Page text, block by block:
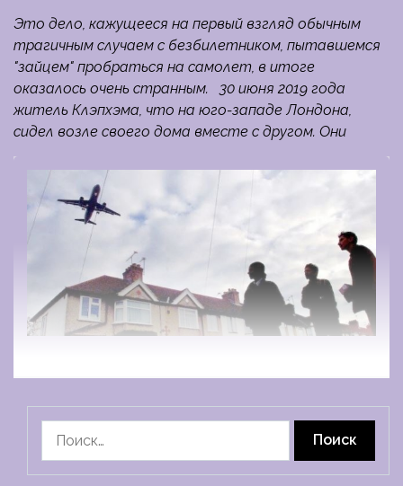
Это дело, кажущееся на первый взгляд обычным
трагичным случаем с безбилетником, пытавшемся
"зайцем" пробраться на самолет, в итоге
оказалось очень странным. 30 июня 2019 года
житель Клэпхэма, что на юго-западе Лондона,
сидел возле своего дома вместе с другом. Они